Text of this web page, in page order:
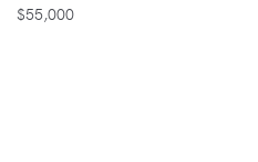
$55,000